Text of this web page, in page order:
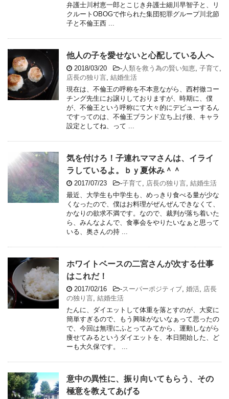
弁護士川村恵一郎とこじき弁護士細川早智子と、リ
クルートOBOGで作られた集団犯罪グループ川北節
子と不倫王西 ...
他人の子を愛せないと心配している人へ
2018/03/20 - 人類を救う為の賢い知恵 子育て
店長の独り言 結婚生活
現在は、不倫王の呼称を不本意ながら、西村徹コー
チング先生にお譲りしておりますが、時期に、僕
が、不倫王という呼称にて大々的にデビューするん
ですってのは、不倫王ブランド立ち上げ後、キャラ
設定としてね、って ...
気を付けろ！子連れママさんは、イライ
ラしているよ。ｂｙ夏休み＾＾
2017/07/23 -子育て 店長の独り言 結婚生活
最近、大学生も中学生も、めっきり食べる量が少な
くなったので、僕はお料理がぜんぜんできなくて、
かなりの欲求不満です。なので、裁判が落ち着いた
ら、みんなよんで、食事会をやりたいなぁと思って
いる、奥さんの持 ...
ホワイトベースの二宮さんが次する仕事
はこれだ！
2017/02/16 -スーパーポジティブ 婚活
店長
の独り言 結婚生活
たんに、ダイエットして体重を落とすのが、大変に
簡単すぎるので、もう興味がないなぁって思ったの
で、今回は無理にふとってみてから、運動しながら
痩せてみるというダイエットを、本日開始した、ど
ーも大久保です。 ...
意中の異性に、振り向いてもらう、その
極意を教えてあげる